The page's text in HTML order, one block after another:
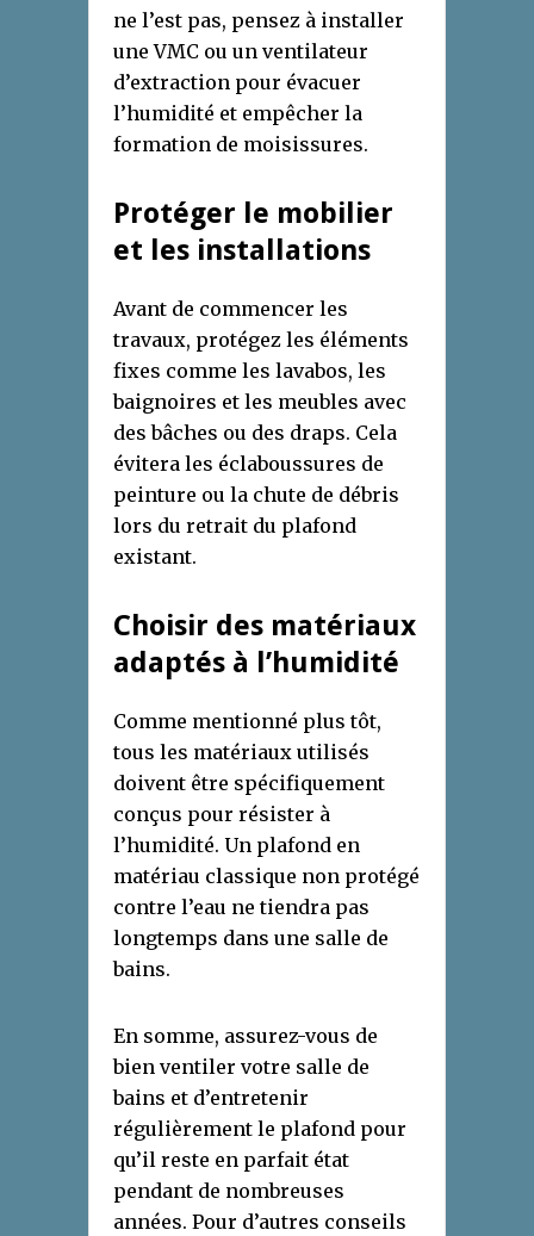
ne l’est pas, pensez à installer
une VMC ou un ventilateur
d’extraction pour évacuer
l’humidité et empêcher la
formation de moisissures.
Protéger le mobilier
et les installations
Avant de commencer les
travaux, protégez les éléments
fixes comme les lavabos, les
baignoires et les meubles avec
des bâches ou des draps. Cela
évitera les éclaboussures de
peinture ou la chute de débris
lors du retrait du plafond
existant.
Choisir des matériaux
adaptés à l’humidité
Comme mentionné plus tôt,
tous les matériaux utilisés
doivent être spécifiquement
conçus pour résister à
l’humidité. Un plafond en
matériau classique non protégé
contre l’eau ne tiendra pas
longtemps dans une salle de
bains.
En somme, assurez-vous de
bien ventiler votre salle de
bains et d’entretenir
régulièrement le plafond pour
qu’il reste en parfait état
pendant de nombreuses
années. Pour d’autres conseils